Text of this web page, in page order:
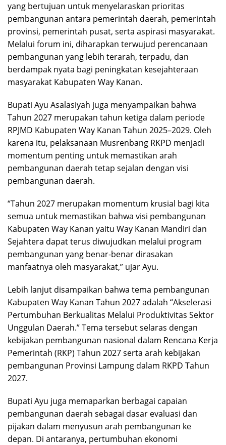
yang bertujuan untuk menyelaraskan prioritas
pembangunan antara pemerintah daerah, pemerintah
provinsi, pemerintah pusat, serta aspirasi masyarakat.
Melalui forum ini, diharapkan terwujud perencanaan
pembangunan yang lebih terarah, terpadu, dan
berdampak nyata bagi peningkatan kesejahteraan
masyarakat Kabupaten Way Kanan.
Bupati Ayu Asalasiyah juga menyampaikan bahwa
Tahun 2027 merupakan tahun ketiga dalam periode
RPJMD Kabupaten Way Kanan Tahun 2025–2029. Oleh
karena itu, pelaksanaan Musrenbang RKPD menjadi
momentum penting untuk memastikan arah
pembangunan daerah tetap sejalan dengan visi
pembangunan daerah.
“Tahun 2027 merupakan momentum krusial bagi kita
semua untuk memastikan bahwa visi pembangunan
Kabupaten Way Kanan yaitu Way Kanan Mandiri dan
Sejahtera dapat terus diwujudkan melalui program
pembangunan yang benar-benar dirasakan
manfaatnya oleh masyarakat,” ujar Ayu.
Lebih lanjut disampaikan bahwa tema pembangunan
Kabupaten Way Kanan Tahun 2027 adalah “Akselerasi
Pertumbuhan Berkualitas Melalui Produktivitas Sektor
Unggulan Daerah.” Tema tersebut selaras dengan
kebijakan pembangunan nasional dalam Rencana Kerja
Pemerintah (RKP) Tahun 2027 serta arah kebijakan
pembangunan Provinsi Lampung dalam RKPD Tahun
2027.
Bupati Ayu juga memaparkan berbagai capaian
pembangunan daerah sebagai dasar evaluasi dan
pijakan dalam menyusun arah pembangunan ke
depan. Di antaranya, pertumbuhan ekonomi